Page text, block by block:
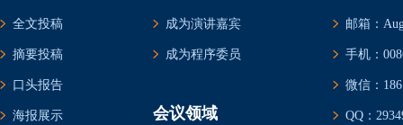
全文投稿
摘要投稿
口头报告
海报展示
成为演讲嘉宾
成为程序委员
会议领域
邮箱：
手机：
微信：
QQ：